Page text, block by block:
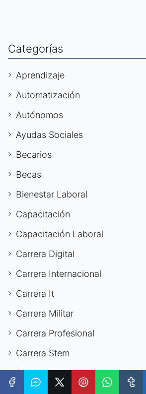
Categorías
Aprendizaje
Automatización
Autónomos
Ayudas Sociales
Becarios
Becas
Bienestar Laboral
Capacitación
Capacitación Laboral
Carrera Digital
Carrera Internacional
Carrera It
Carrera Militar
Carrera Profesional
Carrera Stem
Carreras